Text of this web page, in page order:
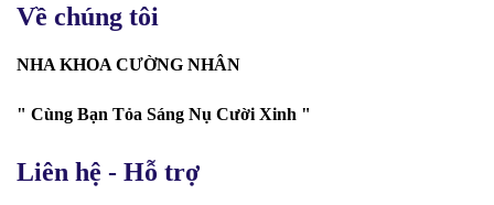
Về chúng tôi
NHA KHOA CƯỜNG NHÂN
" Cùng Bạn Tỏa Sáng Nụ Cười Xinh "
Liên hệ - Hỗ trợ